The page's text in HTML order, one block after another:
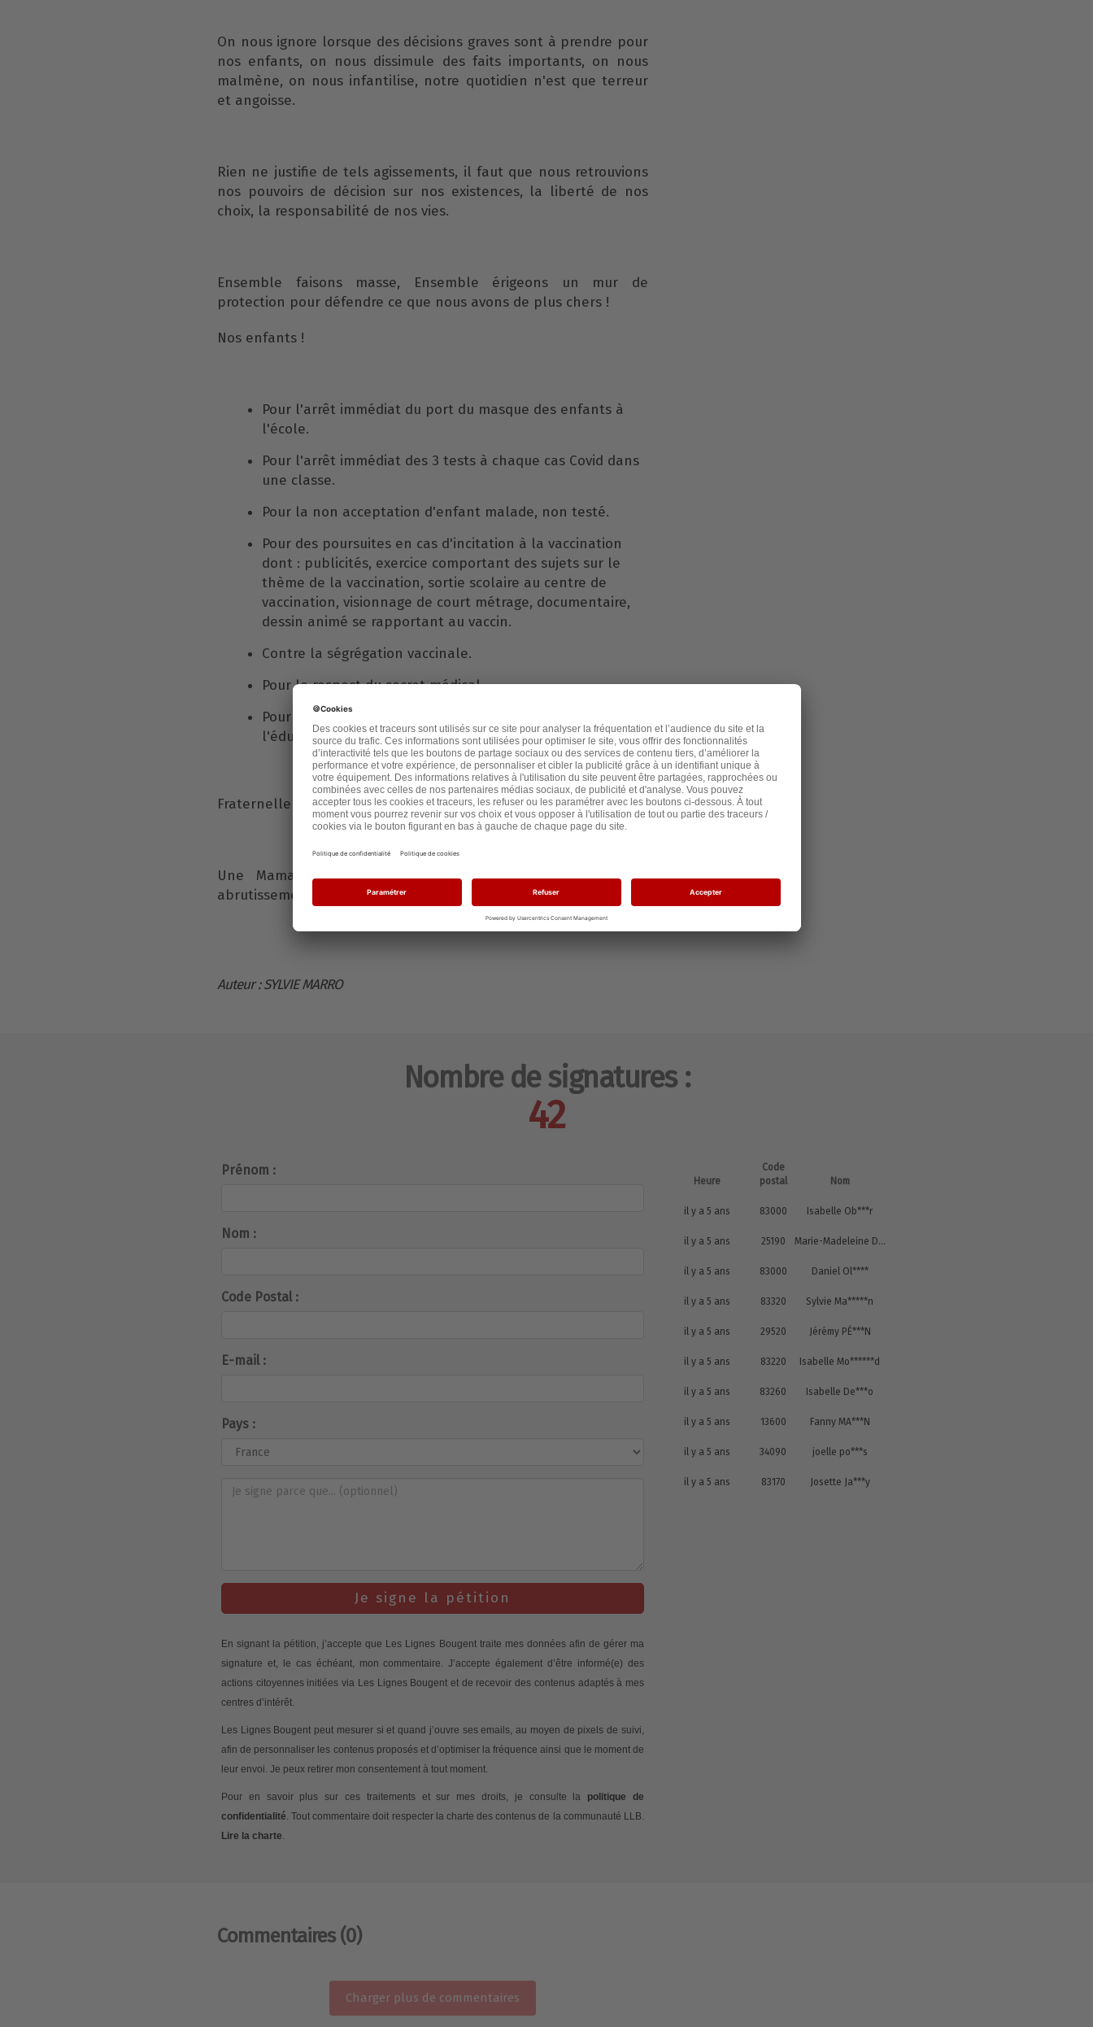
On nous ignore lorsque des décisions graves sont à prendre pour
nos enfants, on nous dissimule des faits importants, on nous
malmène, on nous infantilise, notre quotidien n'est que terreur
et angoisse.
Rien ne justifie de tels agissements, il faut que nous retrouvions
nos pouvoirs de décision sur nos existences, la liberté de nos
choix, la responsabilité de nos vies.
Ensemble faisons masse, Ensemble érigeons un mur de
protection pour défendre ce que nous avons de plus chers !
Nos enfants !
Pour l'arrêt immédiat du port du masque des enfants à
l'école.
Pour l'arrêt immédiat des 3 tests à chaque cas Covid dans
une classe.
Pour la non acceptation d'enfant malade, non testé.
Pour des poursuites en cas d'incitation à la vaccination
dont : publicités, exercice comportant des sujets sur le
thème de la vaccination, sortie scolaire au centre de
vaccination, visionnage de court métrage, documentaire,
dessin animé se rapportant au vaccin.
Contre la ségrégation vaccinale.
Pour le respect du secret médical
Pour la protection du personnel
l'éducation.
Fraternellement,
Une Maman qui ne fera pas un pas de plus dans cet
abrutissement général de masse.
Auteur : SYLVIE MARRO
Nombre de signatures :
42
Prénom :
Nom :
Code Postal :
E-mail :
Pays :
Je signe la pétition
En signant la pétition, j’accepte que Les Lignes Bougent traite mes données afin de gérer ma
signature et, le cas échéant, mon commentaire. J’accepte également d’être informé(e) des
actions citoyennes initiées via Les Lignes Bougent et de recevoir des contenus adaptés à mes
centres d’intérêt.
Les Lignes Bougent peut mesurer si et quand j’ouvre ses emails, au moyen de pixels de suivi,
afin de personnaliser les contenus proposés et d’optimiser la fréquence ainsi que le moment de
leur envoi. Je peux retirer mon consentement à tout moment.
Pour en savoir plus sur ces traitements et sur mes droits, je consulte la politique de
confidentialité. Tout commentaire doit respecter la charte des contenus de la communauté LLB.
Lire la charte.
Heure
Code
postal
Nom
il y a 5 ans 83000 Isabelle Ob***r
il y a 5 ans 25190 Marie-Madeleine Do****s
il y a 5 ans 83000 Daniel Ol****
il y a 5 ans 83320 Sylvie Ma*****n
il y a 5 ans 29520 Jérémy PÉ***N
il y a 5 ans 83220 Isabelle Mo******d
il y a 5 ans 83260 Isabelle De***o
il y a 5 ans 13600 Fanny MA***N
il y a 5 ans 34090 joelle po***s
il y a 5 ans 83170 Josette Ja***y
Commentaires (0)
Charger plus de commentaires